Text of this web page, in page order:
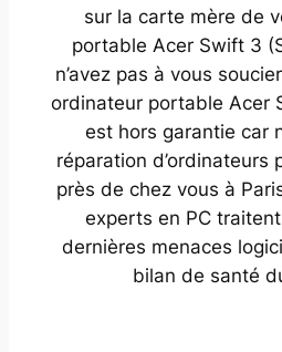
sur la carte mère de
portable Acer Swift 3
n’avez pas à vous
ordinateur portable Acer
est hors garantie car
réparation d’ordinateurs
près de chez vous à
experts en PC
dernières menaces
bilan de santé